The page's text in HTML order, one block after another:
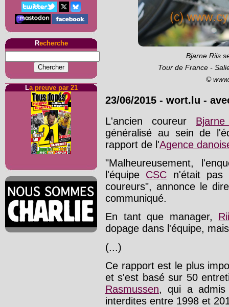
Recherche
La preuve par 21
Bjarne Riis
Tour de France -
©
23/06/2015 - wort.lu -
L'ancien coureur
généralisé au sein de
rapport de l'Agence
"Malheureusement,
l'équipe CSC n'était pas
coureurs", annonce le
communiqué.
En tant que manager,
dopage dans l'équipe,
(...)
Ce rapport est le plus
et s'est basé sur 50
Rasmussen, qui a admis
interdites entre 1998 et